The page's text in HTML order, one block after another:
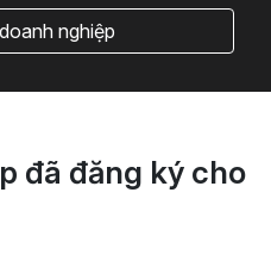
nghiệp
đã đăng ký cho